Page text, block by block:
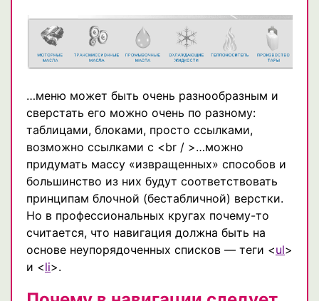
…меню может быть очень разнообразным и
сверстать его можно очень по разному:
таблицами, блоками, просто сcылками,
возможно ссылками с <br / >…можно
придумать массу «извращенных» способов и
большинство из них будут соответствовать
принципам блочной (бестабличной) верстки.
Но в профессиональных кругах почему-то
считается, что навигация должна быть на
основе неупорядоченных списков — теги <ul>
и <li>.